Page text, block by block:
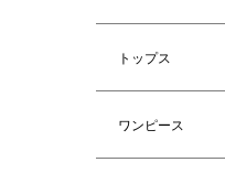
トップス
ワンピース